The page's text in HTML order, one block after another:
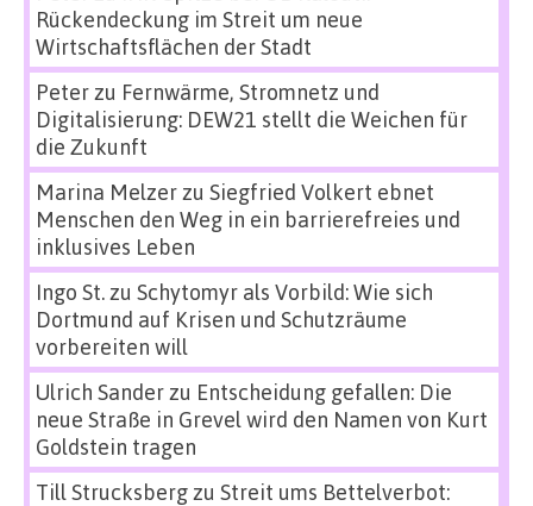
Rückendeckung im Streit um neue
Wirtschaftsflächen der Stadt
Peterzu Fernwärme, Stromnetz und
Digitalisierung: DEW21 stellt die Weichen für
die Zukunft
Marina Melzerzu Siegfried Volkert ebnet
Menschen den Weg in ein barrierefreies und
inklusives Leben
Ingo St.zu Schytomyr als Vorbild: Wie sich
Dortmund auf Krisen und Schutzräume
vorbereiten will
Ulrich Sanderzu Entscheidung gefallen: Die
neue Straße in Grevel wird den Namen von Kurt
Goldstein tragen
Till Strucksbergzu Streit ums Bettelverbot: